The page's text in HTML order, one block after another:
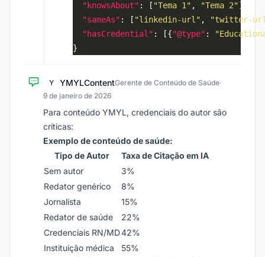
"knowsAbout" : [ "Tema 1" , "Tema 2"
"sameAs" : [ "linkedin-url" ,
"twitter-
"hasCredential" : [{"@type" :
Y YMYLContentGerente de Conteúdo de Saúde·
9 de janeiro de 2026
Para conteúdo YMYL, credenciais do autor são
críticas:
Exemplo de conteúdo de saúde:
Tipo de Autor
Taxa de Citação em IA
Sem autor
3%
Redator genérico
8%
Jornalista
15%
Redator de saúde
22%
Credenciais RN/MD42%
Instituição médica
55%